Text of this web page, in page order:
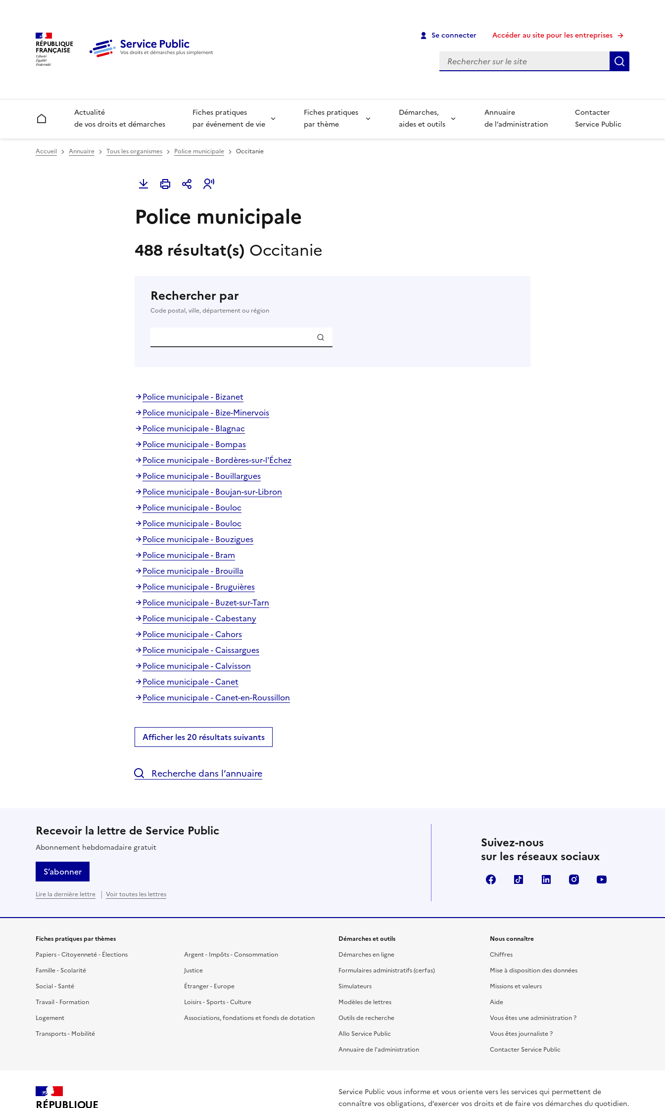
RÉPUBLIQUE
FRANÇAISE
Se connecter Accéder au site pour les entreprises
Recherche
Accueil
Actualité
de vos droits et démarches
Fiches pratiques
par événement de vie
Fiches pratiques
par thème
Démarches,
aides et outils
Annuaire
de l’administration
Contacter
Service Public
Accueil Annuaire Tous les organismes Police municipale Occitanie
Police municipale
488 résultat(s) Occitanie
Rechercher par
Code postal, ville, département ou région
Police municipale - Bizanet
Police municipale - Bize-Minervois
Police municipale - Blagnac
Police municipale - Bompas
Police municipale - Bordères-sur-l'Échez
Police municipale - Bouillargues
Police municipale - Boujan-sur-Libron
Police municipale - Bouloc
Police municipale - Bouloc
Police municipale - Bouzigues
Police municipale - Bram
Police municipale - Brouilla
Police municipale - Bruguières
Police municipale - Buzet-sur-Tarn
Police municipale - Cabestany
Police municipale - Cahors
Police municipale - Caissargues
Police municipale - Calvisson
Police municipale - Canet
Police municipale - Canet-en-Roussillon
Afficher les 20 résultats suivants
Recherche dans l’annuaire
Recevoir la lettre de Service Public
Abonnement hebdomadaire gratuit
S’abonner
Lire la dernière lettre Voir toutes les lettres
Suivez-nous
sur les réseaux sociaux
FacebookTikTok LinkedIn Instagram
Fiches pratiques par thèmes
Papiers - Citoyenneté - Élections
Famille - Scolarité
Social - Santé
Travail - Formation
Logement
Transports - Mobilité
Argent - Impôts - Consommation
Justice
Étranger - Europe
Loisirs - Sports - Culture
Associations, fondations et fonds de dotation
Démarches et outils
Démarches en ligne
Formulaires administratifs (cerfas)
Simulateurs
Modèles de lettres
Outils de recherche
Allo Service Public
Annuaire de l'administration
Nous connaître
Chiffres
Mise à disposition des données
Missions et valeurs
Aide
Vous êtes une administration ?
Vous êtes journaliste ?
Contacter Service Public
RÉPUBLIQUE
Service Public vous informe et vous oriente vers les services qui permettent de
connaître vos obligations, d’exercer vos droits et de faire vos démarches du quotidien.